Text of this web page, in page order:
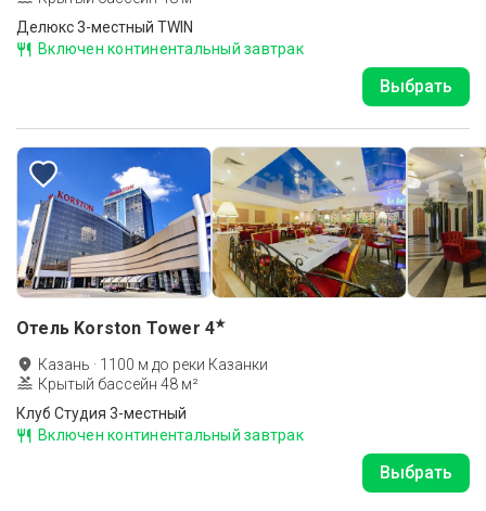
Делюкс 3-местный TWIN
Включен континентальный завтрак
Выбрать
Отель Korston Tower 4★
Казань · 1100 м до реки Казанки
Крытый бассейн 48 м²
Клуб Студия 3-местный
Включен континентальный завтрак
Выбрать